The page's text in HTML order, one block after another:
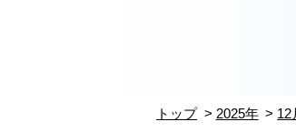
トップ 2025年 12